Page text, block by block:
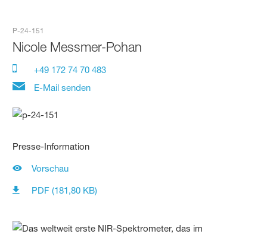
P-24-151
Nicole Messmer-Pohan
+49 172 74 70 483
E-Mail senden
Presse-Information
Vorschau
PDF (181,80 KB)